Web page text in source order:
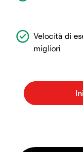
Velocità di
migliori